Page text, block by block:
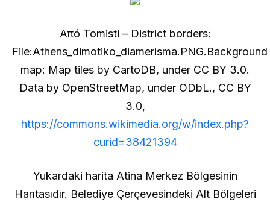
Από Tomisti – District borders:
File:Athens_dimotiko_diamerisma.PNG.Background
map: Map tiles by CartoDB, under CC BY 3.0.
Data by OpenStreetMap, under ODbL., CC BY
3.0,
https://commons.wikimedia.org/w/index.php?
curid=38421394
Yukardaki harita Atina Merkez Bölgesinin
Harıtasıdır. Belediye Çerçevesindeki Alt Bölgeleri